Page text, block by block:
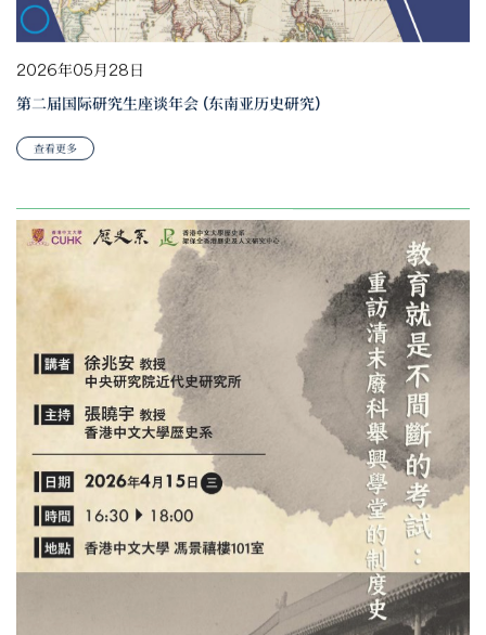
2026年05月28日
第二届国际研究生座谈年会 (东南亚历史研究)
查看更多